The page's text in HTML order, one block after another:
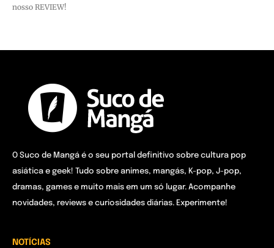
nosso REVIEW!
O Suco de Mangá é o seu portal definitivo sobre cultura pop
asiática e geek! Tudo sobre animes, mangás, K-pop, J-pop,
dramas, games e muito mais em um só lugar. Acompanhe
novidades, reviews e curiosidades diárias. Experimente!
NOTÍCIAS